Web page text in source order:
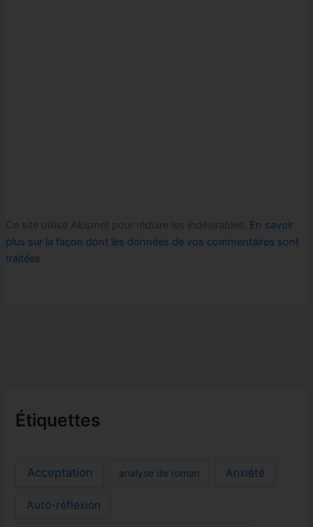
Ce site utilise Akismet pour réduire les indésirables. En savoir
plus sur la façon dont les données de vos commentaires sont
traitées
Étiquettes
Acceptation analyse de roman Anxiété
Auto-réflexion